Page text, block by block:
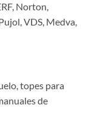
Norton,
VDS, Medva,
topes para
de